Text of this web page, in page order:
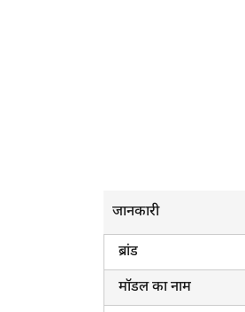
जानकारी
ब्रांड
मॉडल का नाम